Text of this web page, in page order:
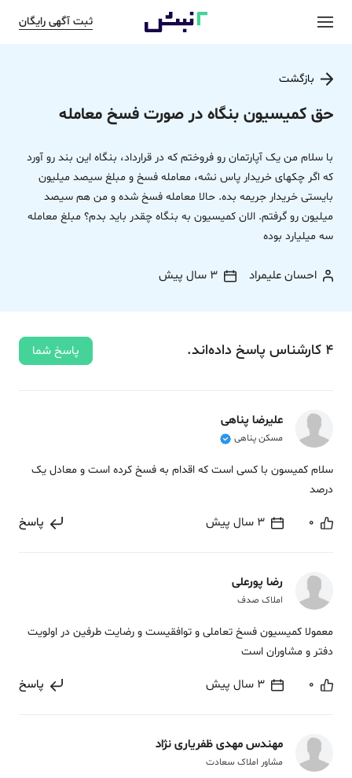
ثبت آگهی رایگان
بازگشت
حق کمیسیون بنگاه در صورت فسخ معامله
با سلام من یک آپارتمان رو فروختم که در قرارداد، بنگاه این بند رو آورد
که اگر چکهای خریدار پاس نشه، معامله فسخ و مبلغ سیصد میلیون
بایستی خریدار جریمه بده. حالا معامله فسخ شده و من هم سیصد
میلیون رو گرفتم. الان کمیسیون به بنگاه چقدر باید بدم؟ مبلغ معامله
سه میلیارد بوده
احسان علیمراد 3 سال پیش
4 کارشناس پاسخ داده‌اند. پاسخ شما
علیرضا پناهی
مسکن پناهی
سلام کمیسون با کسی است که اقدام به فسخ کرده است و معادل یک
درصد
0 3 سال پیش پاسخ
رضا پورعلی
املاک صدف
معمولا کمیسیون فسخ تعاملی و توافقیست و رضایت طرفین در اولویت
دفتر و مشاوران است
0 3 سال پیش پاسخ
مهندس مهدی ظفریاری نژاد
مشاور املاک سعادت